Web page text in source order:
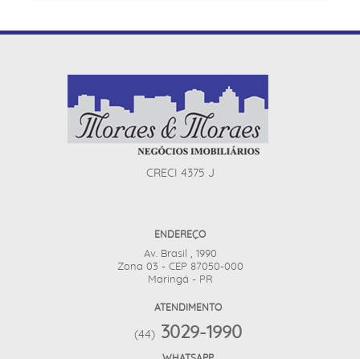
CRECI 4375 J
ENDEREÇO
Av. Brasil , 1990
Zona 03 - CEP 87050-000
Maringá - PR
ATENDIMENTO
(44) 3029-1990